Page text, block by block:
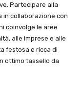
Partecipare alla
in collaborazione con
coinvolge le aree
alle imprese e alle
festosa e ricca di
ottimo tassello da